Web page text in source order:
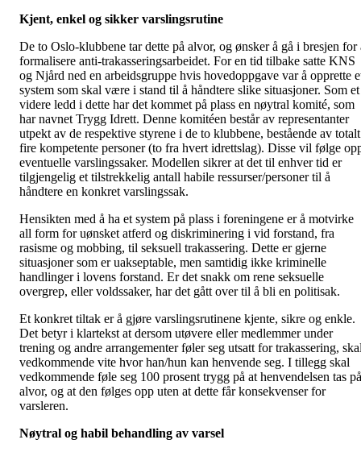
Kjent, enkel og sikker varslingsrutine
De to Oslo-klubbene tar dette på alvor, og ønsker å gå i bresjen for
formalisere anti-trakasseringsarbeidet. For en tid tilbake satte KNS
og Njård ned en arbeidsgruppe hvis hovedoppgave var å opprette
system som skal være i stand til å håndtere slike situasjoner. Som et
videre ledd i dette har det kommet på plass en nøytral komité, som
har navnet Trygg Idrett. Denne komitéen består av representanter
utpekt av de respektive styrene i de to klubbene, bestående av totalt
fire kompetente personer (to fra hvert idrettslag). Disse vil følge
eventuelle varslingssaker. Modellen sikrer at det til enhver tid er
tilgjengelig et tilstrekkelig antall habile ressurser/personer til å
håndtere en konkret varslingssak.
Hensikten med å ha et system på plass i foreningene er å motvirke
all form for uønsket atferd og diskriminering i vid forstand, fra
rasisme og mobbing, til seksuell trakassering. Dette er gjerne
situasjoner som er uakseptable, men samtidig ikke kriminelle
handlinger i lovens forstand. Er det snakk om rene seksuelle
overgrep, eller voldssaker, har det gått over til å bli en politisak.
Et konkret tiltak er å gjøre varslingsrutinene kjente, sikre og enkle.
Det betyr i klartekst at dersom utøvere eller medlemmer under
trening og andre arrangementer føler seg utsatt for trakassering,
vedkommende vite hvor han/hun kan henvende seg. I tillegg skal
vedkommende føle seg 100 prosent trygg på at henvendelsen tas på
alvor, og at den følges opp uten at dette får konsekvenser for
varsleren.
Nøytral og habil behandling av varsel